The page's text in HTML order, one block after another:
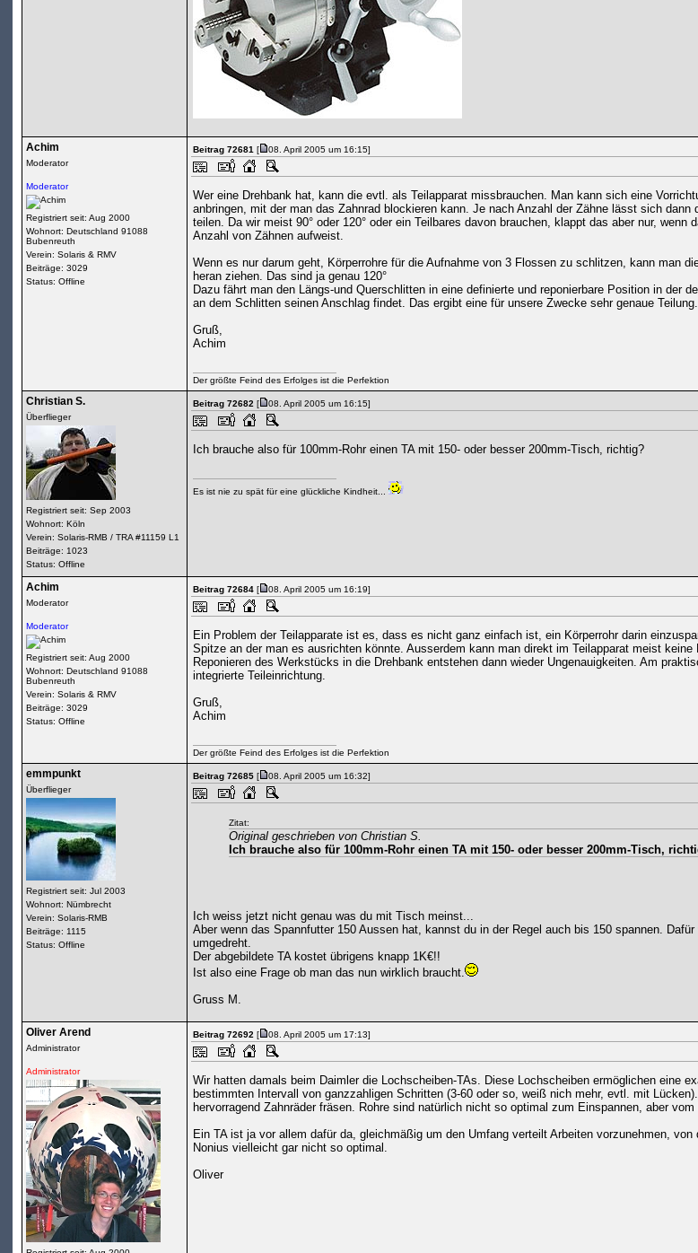
Achim
Moderator
Moderator
Registriert seit: Aug 2000
Wohnort: Deutschland 91088
Bubenreuth
Verein: Solaris & RMV
Beiträge: 3029
Status: Offline
Beitrag 72681[
08. April 2005 um 16:15]
Wer eine Drehbank hat, kann die evtl. als Teilapparat missbrauchen. Man kann sich eine
anbringen, mit der man das Zahnrad blockieren kann. Je nach Anzahl der Zähne lässt sich dann
teilen. Da wir meist 90° oder 120° oder ein Teilbares davon brauchen, klappt das aber nur, wenn
Anzahl von Zähnen aufweist.
Wenn es nur darum geht, Körperrohre für die Aufnahme von 3 Flossen zu schlitzen, kann man
heran ziehen. Das sind ja genau 120°
Dazu fährt man den Längs-und Querschlitten in eine definierte und reponierbare Position in der
an dem Schlitten seinen Anschlag findet. Das ergibt eine für unsere Zwecke sehr genaue Teilung.
Gruß,
Achim
Der größte Feind des Erfolges ist die Perfektion
Christian S.
Überflieger
Registriert seit: Sep 2003
Wohnort: Köln
Verein: Solaris-RMB / TRA #11159 L1
Beiträge: 1023
Status: Offline
Beitrag 72682[
08. April 2005 um 16:15]
Ich brauche also für 100mm-Rohr einen TA mit 150- oder besser 200mm-Tisch, richtig?
Es ist nie zu spät für eine glückliche Kindheit...
Achim
Moderator
Moderator
Registriert seit: Aug 2000
Wohnort: Deutschland 91088
Bubenreuth
Verein: Solaris & RMV
Beiträge: 3029
Status: Offline
Beitrag 72684[
08. April 2005 um 16:19]
Ein Problem der Teilapparate ist es, dass es nicht ganz einfach ist, ein Körperrohr darin
Spitze an der man es ausrichten könnte. Ausserdem kann man direkt im Teilapparat meist
Reponieren des Werkstücks in die Drehbank entstehen dann wieder Ungenauigkeiten. Am
integrierte Teileinrichtung.
Gruß,
Achim
Der größte Feind des Erfolges ist die Perfektion
emmpunkt
Überflieger
Registriert seit: Jul 2003
Wohnort: Nümbrecht
Verein: Solaris-RMB
Beiträge: 1115
Status: Offline
Beitrag 72685[
08. April 2005 um 16:32]
Zitat:
Original geschrieben von Christian S.
Ich brauche also für 100mm-Rohr einen TA mit 150- oder besser 200mm-Tisch,
Ich weiss jetzt nicht genau was du mit Tisch meinst...
Aber wenn das Spannfutter 150 Aussen hat, kannst du in der Regel auch bis 150 spannen.
umgedreht.
Der abgebildete TA kostet übrigens knapp 1K€!!
Ist also eine Frage ob man das nun wirklich braucht.
Gruss M.
Oliver Arend
Administrator
Administrator
Beitrag 72692[
08. April 2005 um 17:13]
Wir hatten damals beim Daimler die Lochscheiben-TAs. Diese Lochscheiben ermöglichen eine
bestimmten Intervall von ganzzahligen Schritten (3-60 oder so, weiß nich mehr, evtl. mit
hervorragend Zahnräder fräsen. Rohre sind natürlich nicht so optimal zum Einspannen, aber
Ein TA ist ja vor allem dafür da, gleichmäßig um den Umfang verteilt Arbeiten vorzunehmen,
Nonius vielleicht gar nicht so optimal.
Oliver